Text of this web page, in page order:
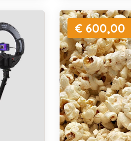
€ 600,00